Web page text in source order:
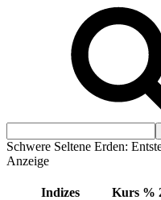
Schwere Seltene Erden:
Anzeige
Indizes Kurs %